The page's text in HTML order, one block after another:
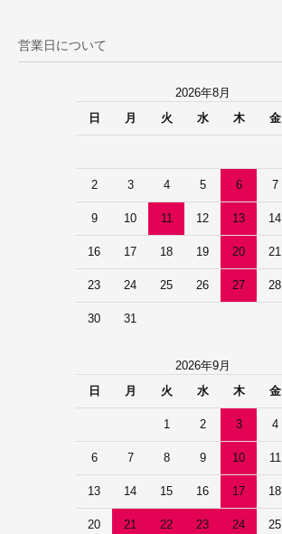
営業日について
2026年8月
日
月 火 水 木 金
2 3 4 5 6 7
9 10 11 12 13 14
16 17 18 19 20 21
23 24 25 26 27 28
30 31
2026年9月
日
月 火 水 木 金
1 2 3 4
6 7 8 9 10 11
13 14 15 16 17 18
20 21 22 23 24 25